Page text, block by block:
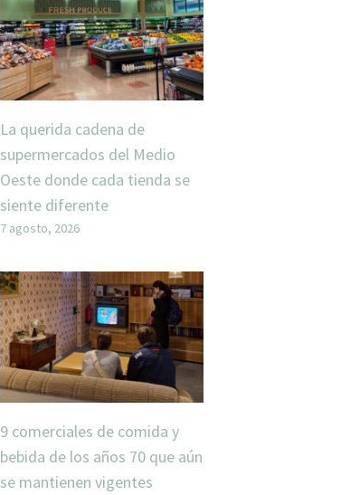
La querida cadena de
supermercados del Medio
Oeste donde cada tienda se
siente diferente
7 agosto, 2026
9 comerciales de comida y
bebida de los años 70 que aún
se mantienen vigentes